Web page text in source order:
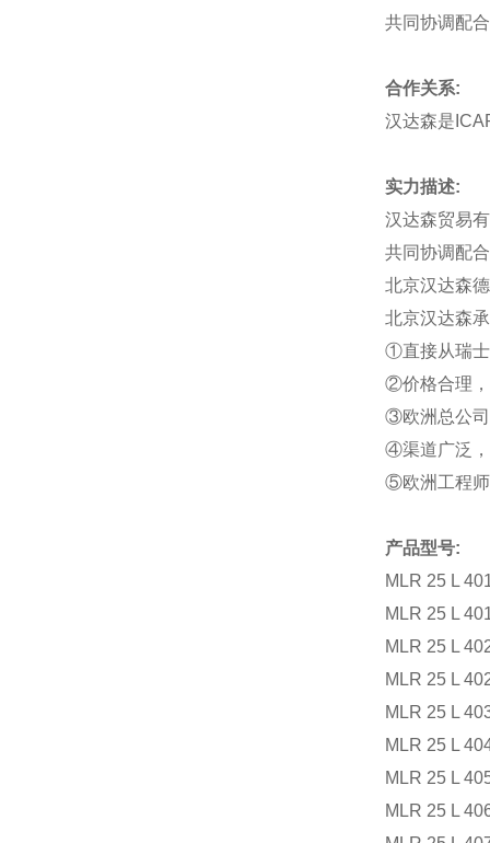
共同协调配
合作关系:
汉达森是
实力描述:
汉达森贸易
共同协调配
北京汉达森
北京汉达森
①直接从瑞士
②价格合理，
③欧洲总公司
④渠道广泛，
⑤欧洲工程师
产品型号:
MLR 25 L
MLR 25 L
MLR 25 L
MLR 25 L
MLR 25 L
MLR 25 L
MLR 25 L
MLR 25 L